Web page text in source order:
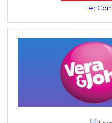
Ler